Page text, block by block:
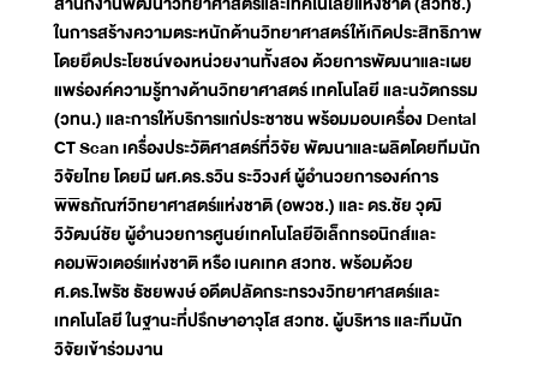
ในการสร้างความตระหนักด้านวิทยาศาสตร์ให้เกิดประสิทธิภาพ
โดยยึดประโยชน์ของหน่วยงานทั้งสอง ด้วยการพัฒนาและเผย
แพร่องค์ความรู้ทางด้านวิทยาศาสตร์ เทคโนโลยี และนวัตกรรม
(วทน.) และการให้บริการแก่ประชาชน พร้อมมอบเครื่อง Dental
CT Scan เครื่องประวัติศาสตร์ที่วิจัย พัฒนาและผลิตโดยทีมนัก
วิจัยไทย โดยมี ผศ.ดร.รวิน ระวิวงศ์ ผู้อำนวยการองค์การ
พิพิธภัณฑ์วิทยาศาสตร์แห่งชาติ (อพวช.) และ ดร.ชัย วุฒิ
วิวัฒน์ชัย ผู้อำนวยการศูนย์เทคโนโลยีอิเล็กทรอนิกส์และ
คอมพิวเตอร์แห่งชาติ หรือ เนคเทค สวทช. พร้อมด้วย
ศ.ดร.ไพรัช ธัชยพงษ์ อดีตปลัดกระทรวงวิทยาศาสตร์และ
เทคโนโลยี ในฐานะที่ปรึกษาอาวุโส สวทช. ผู้บริหาร และทีมนัก
วิจัยเข้าร่วมงาน